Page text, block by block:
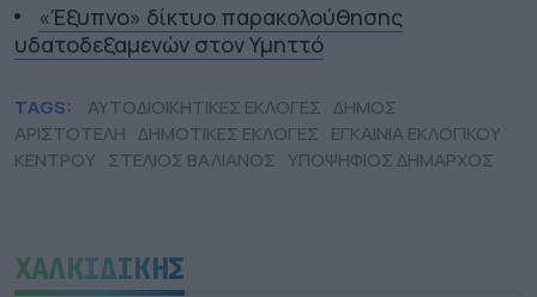
«Έξυπνο» δίκτυο παρακολούθησης
υδατοδεξαμενών στον Υμηττό
TAGS: ΑΥΤΟΔΙΟΙΚΗΤΙΚΕΣ ΕΚΛΟΓΕΣ ΔΗΜΟΣ
ΑΡΙΣΤΟΤΕΛΗ ΔΗΜΟΤΙΚΕΣ ΕΚΛΟΓΕΣ ΕΓΚΑΙΝΙΑ ΕΚΛΟΓΙΚΟΥ
ΚΕΝΤΡΟΥ ΣΤΕΛΙΟΣ ΒΑΛΙΑΝΟΣ ΥΠΟΨΗΦΙΟΣ ΔΗΜΑΡΧΟΣ
ΧΑΛΚΙΔΙΚΗΣ